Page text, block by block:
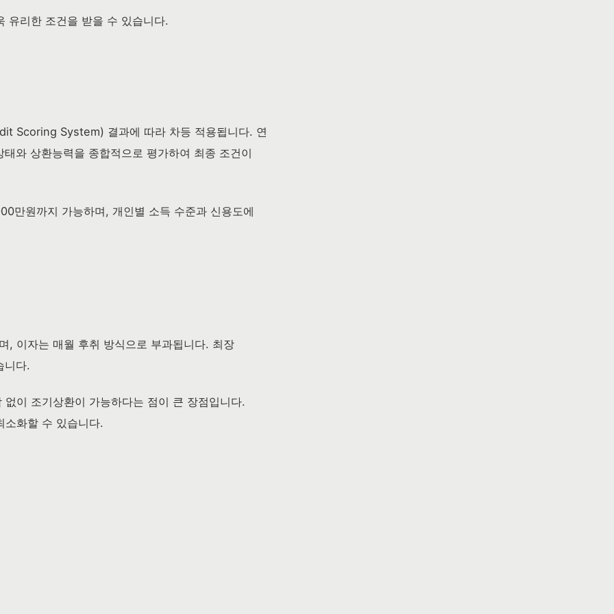
유리한 조건을 받을 수 있습니다.
Scoring System) 결과에 따라 차등 적용됩니다. 연
와 상환능력을 종합적으로 평가하여 최종 조건이
만원까지 가능하며, 개인별 소득 수준과 신용도에
, 이자는 매월 후취 방식으로 부과됩니다. 최장
니다.
이 조기상환이 가능하다는 점이 큰 장점입니다.
소화할 수 있습니다.